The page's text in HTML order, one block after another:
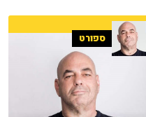
ספורט